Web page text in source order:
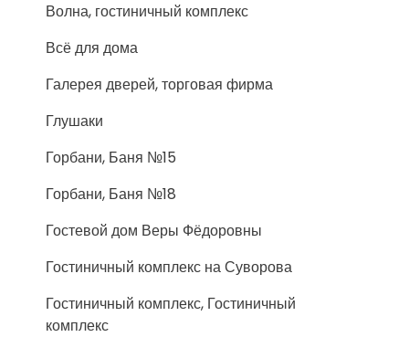
Волна, гостиничный комплекс
Всё для дома
Галерея дверей, торговая фирма
Глушаки
Горбани, Баня №15
Горбани, Баня №18
Гостевой дом Веры Фёдоровны
Гостиничный комплекс на Суворова
Гостиничный комплекс, Гостиничный
комплекс